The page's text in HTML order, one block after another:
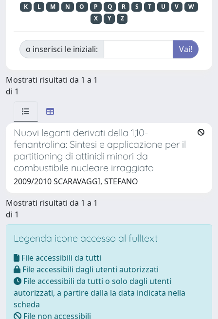
K
L M N O P Q R S T U V
W
X
Y Z
o inserisci le iniziali:
Mostrati risultati da 1 a 1
di 1
Nuovi leganti derivati della 1,10-
fenantrolina: Sintesi e applicazione per il
partitioning di attinidi minori da
combustibile nucleare irraggiato
2009/2010 SCARAVAGGI, STEFANO
Mostrati risultati da 1 a 1
di 1
Legenda icone accesso al fulltext
File accessibili da tutti
File accessibili dagli utenti autorizzati
File accessibili da tutti o solo dagli utenti
autorizzati, a partire dalla la data indicata nella
scheda
File non accessibili